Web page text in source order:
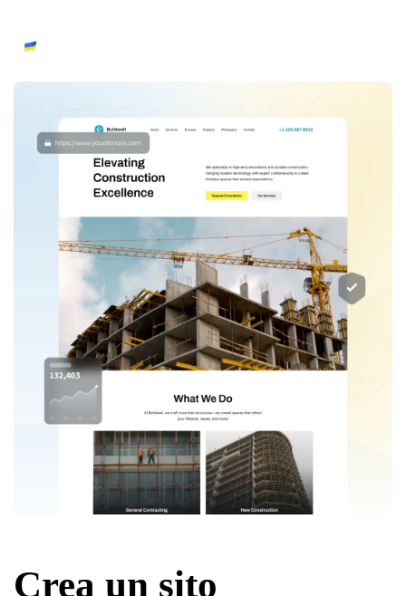
Crea un sito